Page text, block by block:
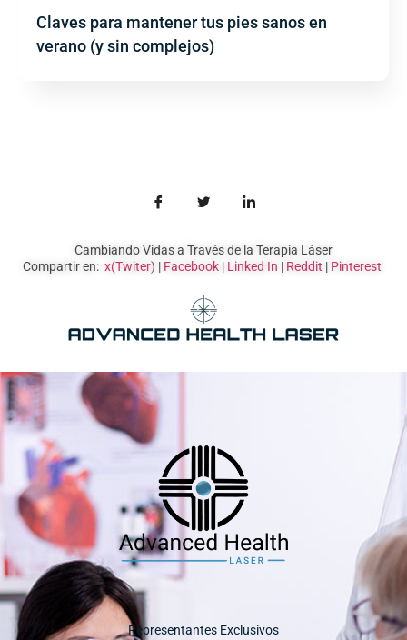
Claves para mantener tus pies sanos en
verano (y sin complejos)
Cambiando Vidas a Través de la Terapia Láser
Compartir en: x(Twiter) | Facebook | Linked In | Reddit | Pinterest
Representantes Exclusivos